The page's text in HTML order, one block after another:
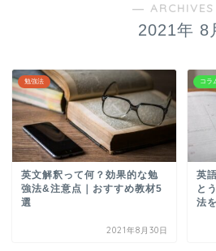
―
2021年 8
勉強法
英文解釈って何？効果的な勉
強法&注意点｜おすすめ教材5
選
2021年8月30日
コラ
英
と
法